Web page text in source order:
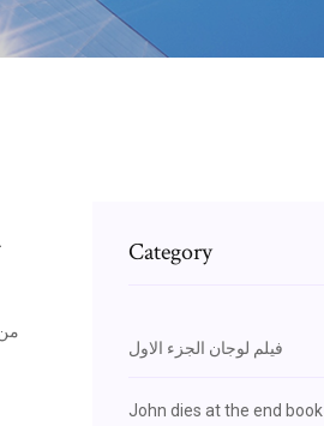
Category
فيلم لوجان الجزء الاول
John dies at the end book